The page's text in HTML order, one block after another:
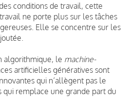
conditions de travail, cette
ne porte plus sur les tâches
Elle se concentre sur les
algorithmique, le machine-
artificielles génératives sont
qui n’allègent pas le
qui remplace une grande part du